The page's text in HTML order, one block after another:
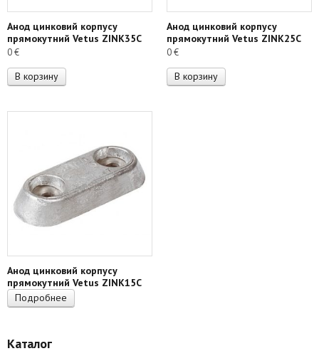
Анод цинковий корпусу
прямокутний Vetus ZINK35C
0€
В корзину
Анод цинковий корпусу
прямокутний Vetus ZINK25C
0€
В корзину
Анод цинковий корпусу
прямокутний Vetus ZINK15C
Подробнее
Каталог